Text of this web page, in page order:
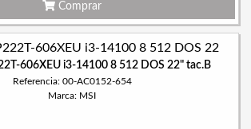
Comprar
606XEU i3-14100 8 512 DOS 22" tac.B
Referencia: 00-AC0152-654
Marca: MSI